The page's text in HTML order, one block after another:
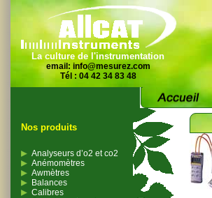
La culture de l'instrumentation
email: info@mesurez.com
Tél : 04 42 34 83 48
Nos produits
Analyseurs d’o2 et co2
Anémomètres
Awmètres
Balances
Calibres